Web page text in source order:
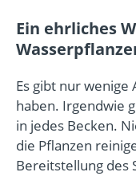
Ein ehrliches
Es gibt nur
haben. Irgendwie
in jedes Becken.
die Pflanzen
Bereitstellung des